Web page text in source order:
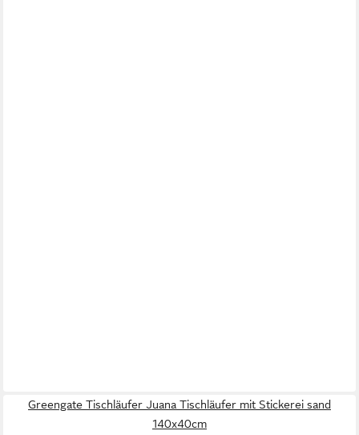
Greengate Tischläufer Juana Tischläufer mit Stickerei sand
140x40cm